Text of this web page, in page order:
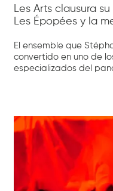
Les Arts clausura
Les Épopées y la
El ensemble que
convertido en uno de
especializados del